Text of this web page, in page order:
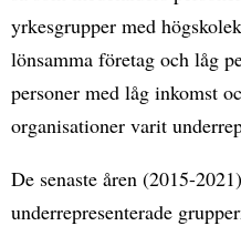
yrkesgrupper med
lönsamma företag och låg
personer med låg inkomst
organisationer varit
De senaste åren (2015-
underrepresenterade